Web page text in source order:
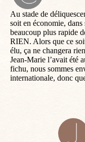
Au stade de
soit en économie,
beaucoup plus rapide
RIEN. Alors que ce
élu, ça ne changera
Jean-Marie l’avait été
fichu, nous sommes
internationale, donc